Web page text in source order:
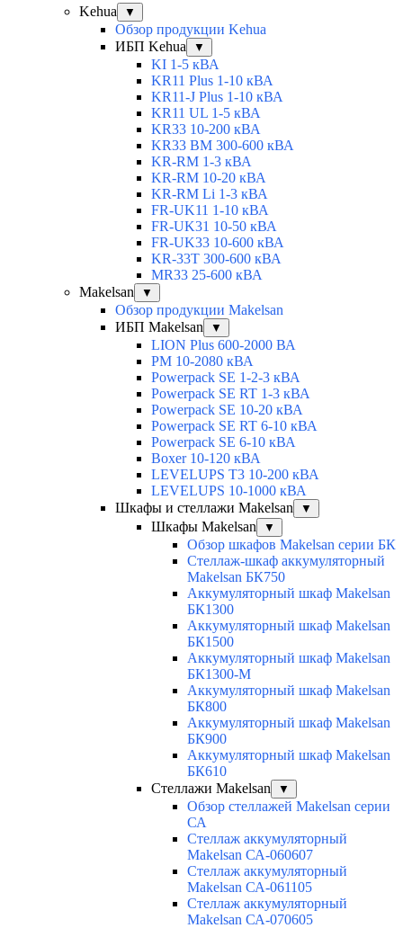
Kehua
▼
Обзор продукции Kehua
ИБП Kehua
▼
KI 1-5 кВА
KR11 Plus 1-10 кВА
KR11-J Plus 1-10 кВА
KR11 UL 1-5 кВА
KR33 10-200 кВА
KR33 BM 300-600 кВА
KR-RM 1-3 кВА
KR-RM 10-20 кВА
KR-RM Li 1-3 кВА
FR-UK11 1-10 кВА
FR-UK31 10-50 кВА
FR-UK33 10-600 кВА
KR-33T 300-600 кВА
MR33 25-600 кВА
Makelsan
▼
Обзор продукции Makelsan
ИБП Makelsan
▼
LION Plus 600-2000 ВА
PM 10-2080 кВА
Powerpack SE 1-2-3 кВА
Powerpack SE RT 1-3 кВА
Powerpack SE 10-20 кВА
Powerpack SE RT 6-10 кВА
Powerpack SE 6-10 кВА
Boxer 10-120 кВА
LEVELUPS T3 10-200 кВА
LEVELUPS 10-1000 кВА
Шкафы и стеллажи Makelsan
▼
Шкафы Makelsan ▼
Обзор шкафов Makelsan серии БК
Стеллаж-шкаф аккумуляторный
Makelsan БК750
Аккумуляторный шкаф Makelsan
БК1300
Аккумуляторный шкаф Makelsan
БК1500
Аккумуляторный шкаф Makelsan
БК1300-М
Аккумуляторный шкаф Makelsan
БК800
Аккумуляторный шкаф Makelsan
БК900
Аккумуляторный шкаф Makelsan
БК610
Стеллажи Makelsan
▼
Обзор стеллажей Makelsan серии
СА
Cтеллаж аккумуляторный
Makelsan СА-060607
Cтеллаж аккумуляторный
Makelsan СА-061105
Cтеллаж аккумуляторный
Makelsan СА-070605